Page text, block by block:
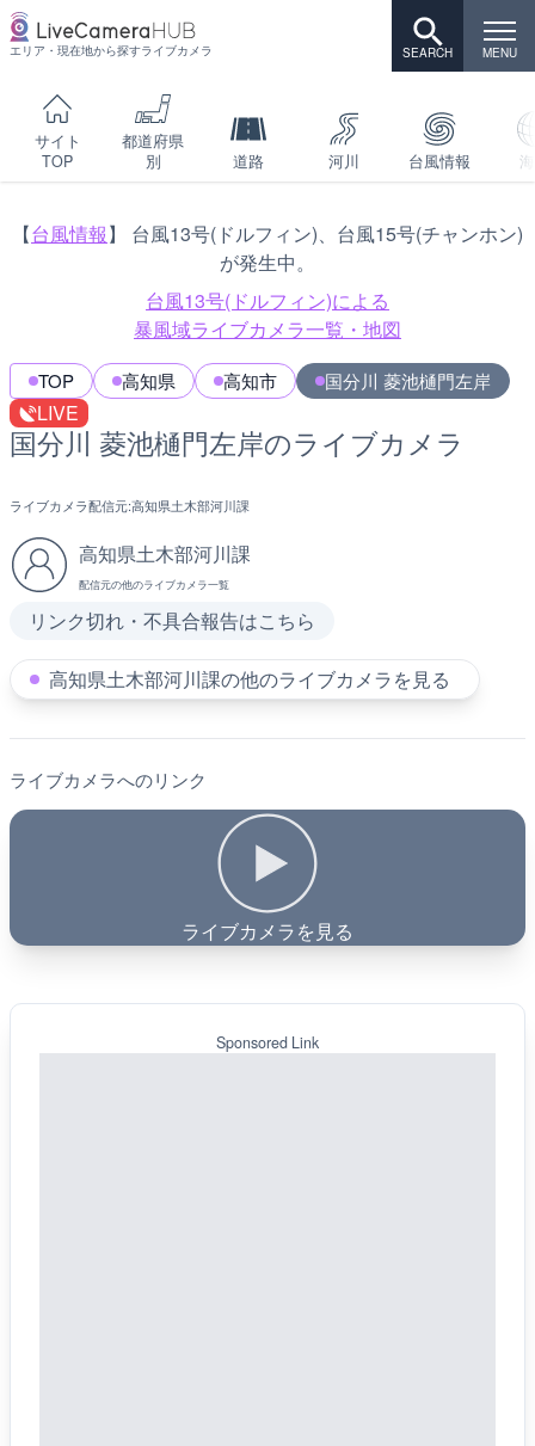
エリア・現在地から探すライブカメラ
サイト
TOP
都道府県
別
道路 河川 台風情報
【台風情報】 台風13号(ドルフィン)、台風15号(チャンホン)
が発生中。
台風13号(ドルフィン)による
暴風域ライブカメラ一覧・地図
TOP 高知県 高知市 国分川 菱池樋門左岸
LIVE
国分川 菱池樋門左岸のライブカメラ
ライブカメラ配信元:高知県土木部河川課
高知県土木部河川課
配信元の他のライブカメラ一覧
リンク切れ・不具合報告はこちら
高知県土木部河川課の他のライブカメラを見る
ライブカメラへのリンク
ライブカメラを見る
Sponsored Link